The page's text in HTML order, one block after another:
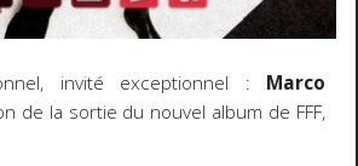
invité exceptionnel : Marco
de la sortie du nouvel album de FFF,